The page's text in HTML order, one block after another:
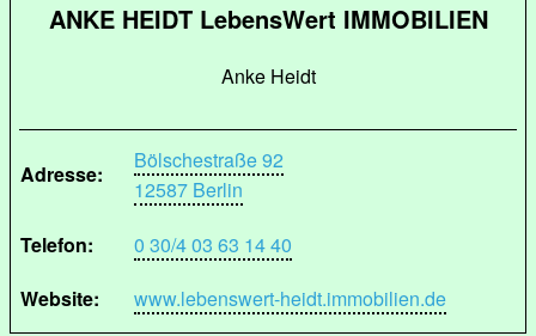
ANKE HEIDT LebensWert IMMOBILIEN
Anke Heidt
Adresse:
Bölschestraße 92
12587 Berlin
Telefon:
0 30/4 03 63 14 40
Website:
www.lebenswert-heidt.immobilien.de